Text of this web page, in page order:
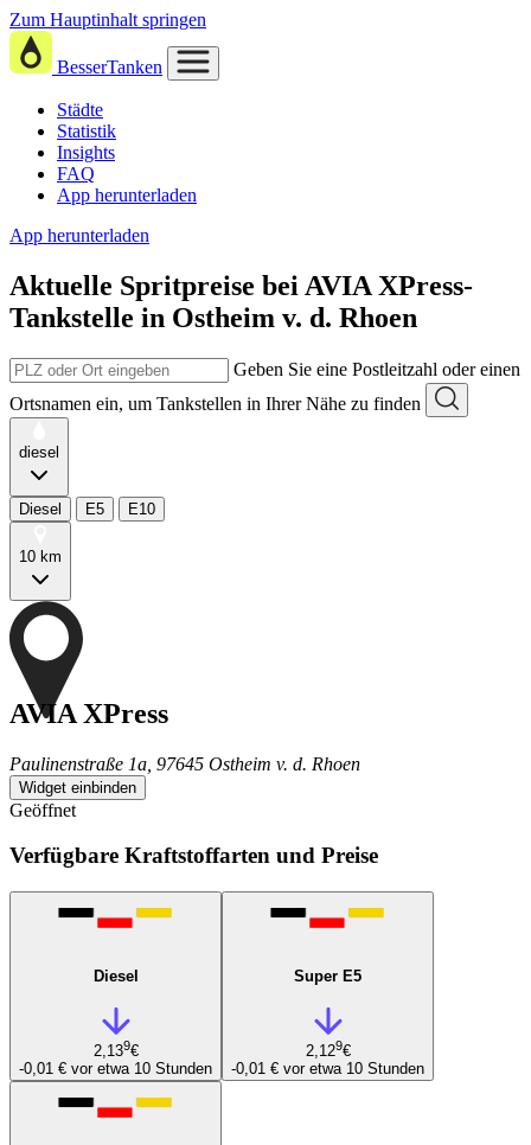
Zum Hauptinhalt springen
BesserTanken
Städte
Statistik
Insights
FAQ
App herunterladen
App herunterladen
Aktuelle Spritpreise bei AVIA XPress-
Tankstelle in Ostheim v. d. Rhoen
Geben Sie eine Postleitzahl oder einen
Ortsnamen ein, um Tankstellen in Ihrer Nähe zu finden
diesel
Diesel E5 E10
10 km
AVIA XPress
Paulinenstraße 1a, 97645 Ostheim v. d. Rhoen
Widget einbinden
Geöffnet
Verfügbare Kraftstoffarten und Preise
Diesel
2,139€
-0,01 € vor etwa 10 Stunden
Super E5
2,129€
-0,01 € vor etwa 10 Stunden